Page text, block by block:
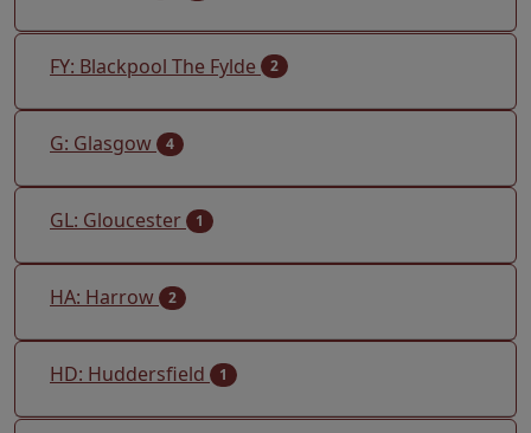
FY: Blackpool The Fylde 2
G: Glasgow 4
GL: Gloucester 1
HA: Harrow 2
HD: Huddersfield 1